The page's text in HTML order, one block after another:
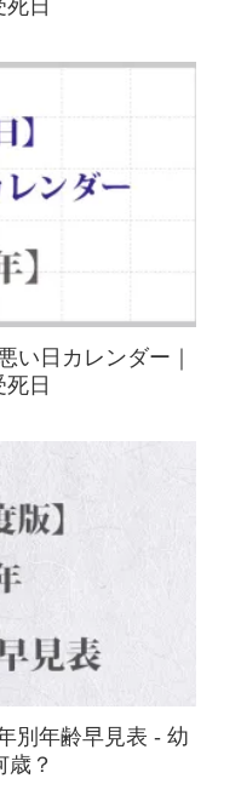
日
い日カレンダー｜
日
別年齢早見表 - 幼
？